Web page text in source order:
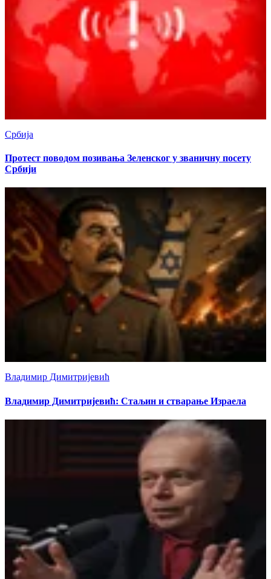
Србија
Протест поводом позивања Зеленског у званичну посету
Србији
Владимир Димитријевић
Владимир Димитријевић: Стаљин и стварање Израела